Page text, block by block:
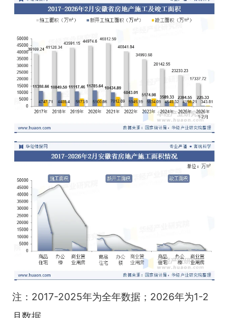
注：2017-2025年为全年数据；2026年为1-2